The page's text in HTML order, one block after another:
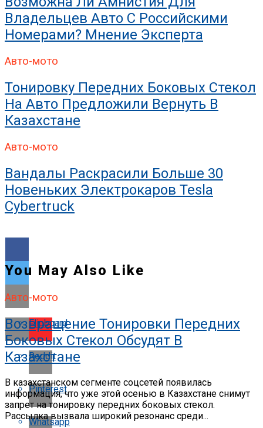
Владельцев Авто С Российскими
Номерами? Мнение Эксперта
Авто-мото
Тонировку Передних Боковых Стекол
На Авто Предложили Вернуть В
Казахстане
Авто-мото
Вандалы Раскрасили Больше 30
Новеньких Электрокаров Tesla
Cybertruck
Flipboard
Reddit
Pinterest
Whatsapp
You May Also Like
Авто-мото
Возвращение Тонировки Передних
Боковых Стекол Обсудят В
Казахстане
В казахстанском сегменте соцсетей появилась
информация, что уже этой осенью в Казахстане снимут
запрет на тонировку передних боковых стекол.
Рассылка вызвала широкий резонанс среди...